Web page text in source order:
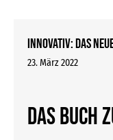
INNOVATIV: Das
23. März 2022
Das Buch